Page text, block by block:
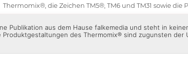
Thermomix®, die Zeichen TM5®, TM6 und TM31 sowie
Publikation aus dem Hause falkemedia und steht in
Produktgestaltungen des Thermomix® sind zugunsten